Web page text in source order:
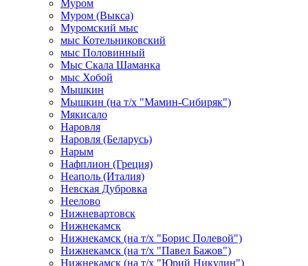
Муром
Муром (Выкса)
Муромский мыс
мыс Котельниковский
мыс Половинный
Мыс Скала Шаманка
мыс Хобой
Мышкин
Мышкин (на т/х "Мамин-Сибиряк")
Мякисало
Наровля
Наровля (Беларусь)
Нарым
Нафплион (Греция)
Неаполь (Италия)
Невская Дубровка
Неелово
Нижневартовск
Нижнекамск
Нижнекамск (на т/х "Борис Полевой")
Нижнекамск (на т/х "Павел Бажов")
Нижнекамск (на т/х "Юрий Никулин")